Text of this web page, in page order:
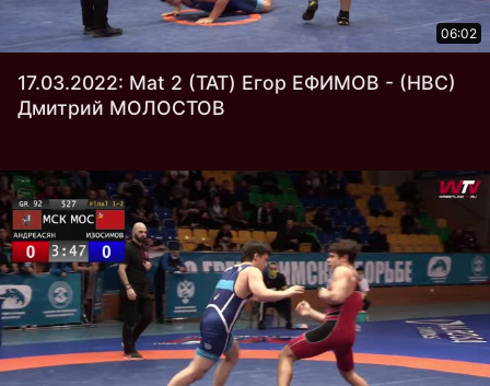
06:02
17.03.2022: Mat 2 (ТАТ) Егор ЕФИМОВ - (НВС)
Дмитрий МОЛОСТОВ